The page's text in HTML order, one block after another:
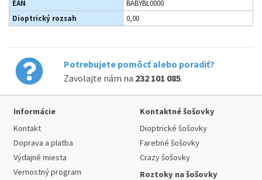
EAN
BABYBL0000
Dioptrický rozsah
0,00
Potrebujete pomôcť alebo poradiť?
Zavolajte nám na 232 101 085.
Informácie
Kontakt
Doprava a platba
Výdajné miesta
Vernostný program
Kontaktné šošovky
Dioptrické šošovky
Farebné šošovky
Crazy šošovky
Roztoky na šošovky